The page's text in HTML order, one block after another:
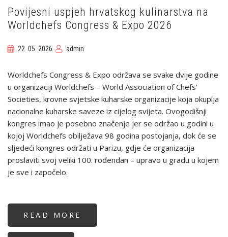
Povijesni uspjeh hrvatskog kulinarstva na
Worldchefs Congress & Expo 2026
22. 05. 2026. admin
Worldchefs Congress & Expo održava se svake dvije godine
u organizaciji Worldchefs – World Association of Chefs’
Societies, krovne svjetske kuharske organizacije koja okuplja
nacionalne kuharske saveze iz cijelog svijeta. Ovogodišnji
kongres imao je posebno značenje jer se održao u godini u
kojoj Worldchefs obilježava 98 godina postojanja, dok će se
sljedeći kongres održati u Parizu, gdje će organizacija
proslaviti svoj veliki 100. rođendan – upravo u gradu u kojem
je sve i započelo.
READ MORE
USPJEH